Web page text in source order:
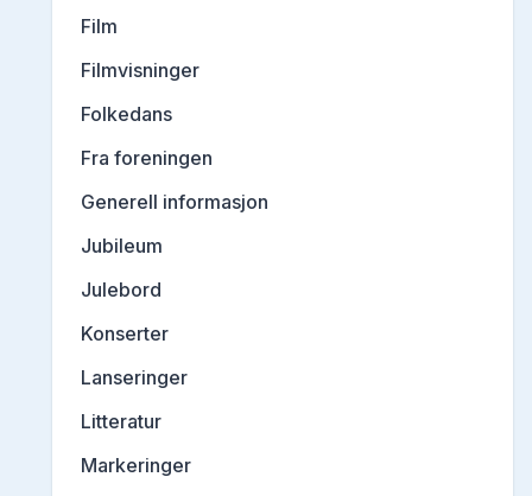
Film
Filmvisninger
Folkedans
Fra foreningen
Generell informasjon
Jubileum
Julebord
Konserter
Lanseringer
Litteratur
Markeringer